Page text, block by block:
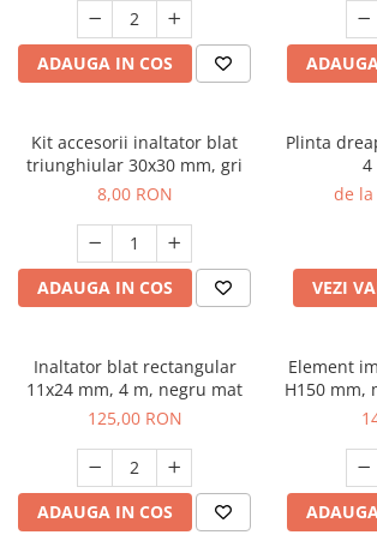
ADAUGA IN COS
Kit accesorii inaltator blat
triunghiular 30x30 mm, gri
8,00 RON
ADAUGA IN COS
Plinta
4
de la
VEZI
Inaltator blat rectangular
11x24 mm, 4 m, negru mat
125,00 RON
ADAUGA IN COS
Element
H150 mm,